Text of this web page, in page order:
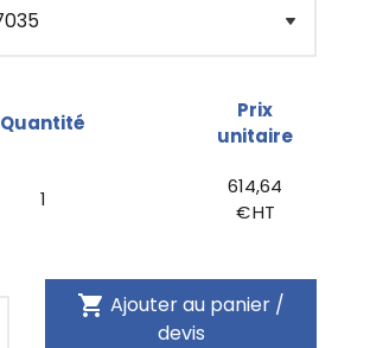
Quantité
Prix
unitaire
1
614,64
€ HT
shopping_cart Ajouter au panier /
devis